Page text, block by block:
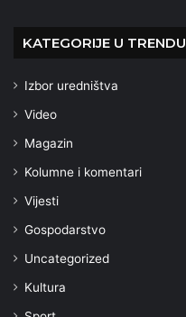
KATEGORIJE U TRENDU
Izbor uredništva
Video
Magazin
Kolumne i komentari
Vijesti
Gospodarstvo
Uncategorized
Kultura